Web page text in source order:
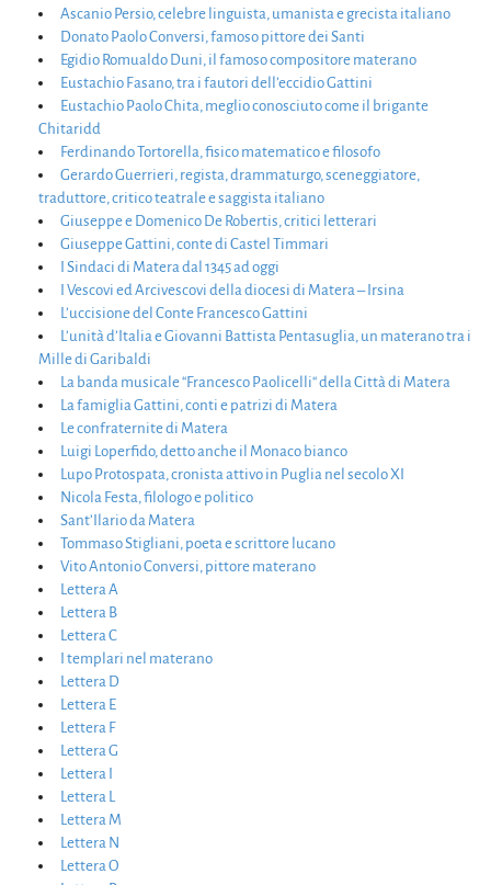
Ascanio Persio, celebre linguista, umanista e grecista italiano
Donato Paolo Conversi, famoso pittore dei Santi
Egidio Romualdo Duni, il famoso compositore materano
Eustachio Fasano, tra i fautori dell’eccidio Gattini
Eustachio Paolo Chita, meglio conosciuto come il brigante
Chitaridd
Ferdinando Tortorella, fisico matematico e filosofo
Gerardo Guerrieri, regista, drammaturgo, sceneggiatore,
traduttore, critico teatrale e saggista italiano
Giuseppe e Domenico De Robertis, critici letterari
Giuseppe Gattini, conte di Castel Timmari
I Sindaci di Matera dal 1345 ad oggi
I Vescovi ed Arcivescovi della diocesi di Matera – Irsina
L’uccisione del Conte Francesco Gattini
L’unità d’Italia e Giovanni Battista Pentasuglia, un materano tra i
Mille di Garibaldi
La banda musicale “Francesco Paolicelli“ della Città di Matera
La famiglia Gattini, conti e patrizi di Matera
Le confraternite di Matera
Luigi Loperfido, detto anche il Monaco bianco
Lupo Protospata, cronista attivo in Puglia nel secolo XI
Nicola Festa, filologo e politico
Sant’Ilario da Matera
Tommaso Stigliani, poeta e scrittore lucano
Vito Antonio Conversi, pittore materano
Lettera A
Lettera B
Lettera C
I templari nel materano
Lettera D
Lettera E
Lettera F
Lettera G
Lettera I
Lettera L
Lettera M
Lettera N
Lettera O